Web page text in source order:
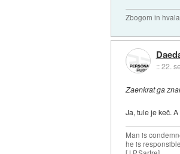
Zbogom in
::22.
Zaenkrat ga
Ja, tule je keč.
Man is
he is